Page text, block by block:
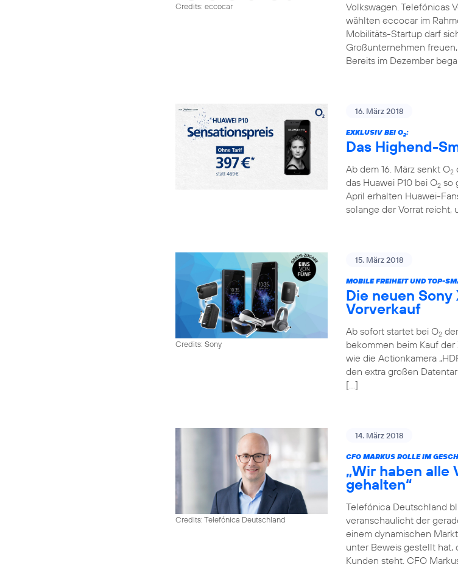
Credits: eccocar
Volkswagen. Telefónicas
wählten eccocar im
Mobilitäts-Startup darf
Großunternehmen
Bereits im Dezember
16. März 2018
EXKLUSIV BEI O2:
Das Highend-
Ab dem 16. März senkt O2
das Huawei P10 bei O2 so
April erhalten Huawei-
solange der Vorrat reicht,
Credits: Sony
15. März 2018
MOBILE FREIHEIT UND TOP-
Die neuen
Vorverkauf
Ab sofort startet bei O2
bekommen beim Kauf
wie die Actionkamera
den extra großen
[…]
Credits: Telefónica Deutschland
14. März 2018
CFO MARKUS ROLLE IM
„Wir haben
gehalten“
Telefónica Deutschland
veranschaulicht der
einem dynamischen
unter Beweis gestellt hat,
Kunden steht. CFO